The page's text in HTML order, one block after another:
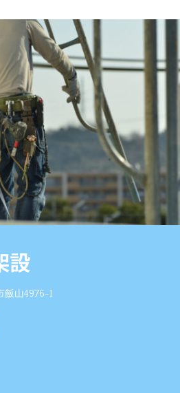
飯山4976-1